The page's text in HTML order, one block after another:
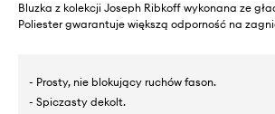
Bluzka z kolekcji Joseph Ribkoff wykonana ze
Poliester gwarantuje większą odporność na
- Prosty, nie blokujący ruchów fason.
- Spiczasty dekolt.